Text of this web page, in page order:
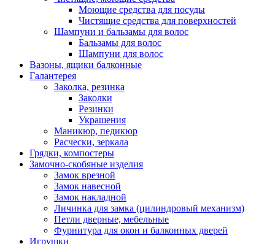
Моющие средства для посуды
Чистящие средства для поверхностей
Шампуни и бальзамы для волос
Бальзамы для волос
Шампуни для волос
Вазоны, ящики балконные
Галантерея
Заколка, резинка
Заколки
Резинки
Украшения
Маникюр, педикюр
Расчески, зеркала
Грядки, компостеры
Замочно-скобяные изделия
Замок врезной
Замок навесной
Замок накладной
Личинка для замка (цилиндровый механизм)
Петли дверные, мебельные
Фурнитура для окон и балконных дверей
Игрушки